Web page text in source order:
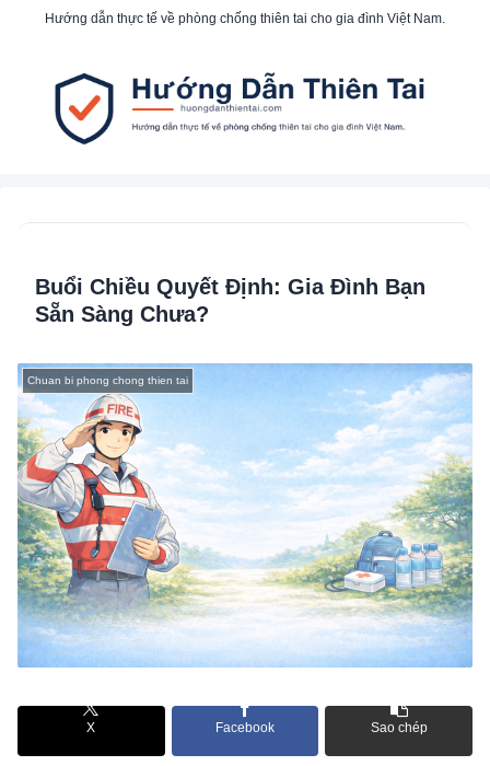
Hướng dẫn thực tế về phòng chống thiên tai cho gia đình Việt Nam.
Buổi Chiều Quyết Định: Gia Đình Bạn
Sẵn Sàng Chưa?
Chuan bi phong chong thien tai
X Facebook Sao chép